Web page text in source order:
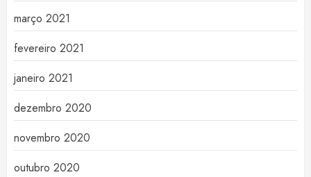
março 2021
fevereiro 2021
janeiro 2021
dezembro 2020
novembro 2020
outubro 2020